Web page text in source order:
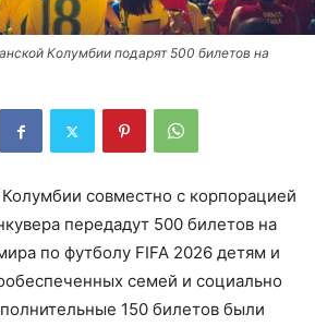
Колумбии подарят 500 билетов на
совместно с корпорацией
передадут 500 билетов на
по футболу FIFA 2026 детям и
семей и социально
150 билетов были